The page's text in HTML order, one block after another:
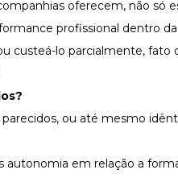
oferecem, não só
profissional dentro
custeá-lo parcialmente, fato
ou até mesmo
autonomia em relação a